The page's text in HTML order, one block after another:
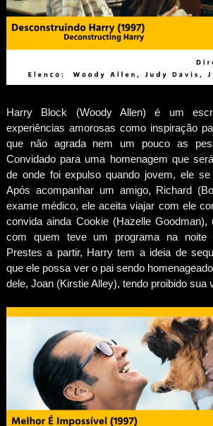
Harry Block (Woody Allen) é um
experiências amorosas como inspiração
que não agrada nem um pouco as
Convidado para uma homenagem que
de onde foi expulso quando jovem, ele
Após acompanhar um amigo, Richard
exame médico, ele aceita viajar com ele
convida ainda Cookie (Hazelle Goodman),
com quem teve um programa na noite
Prestes a partir, Harry tem a ideia de
que ele possa ver o pai sendo
dele, Joan (Kirstie Alley), tendo proibido sua